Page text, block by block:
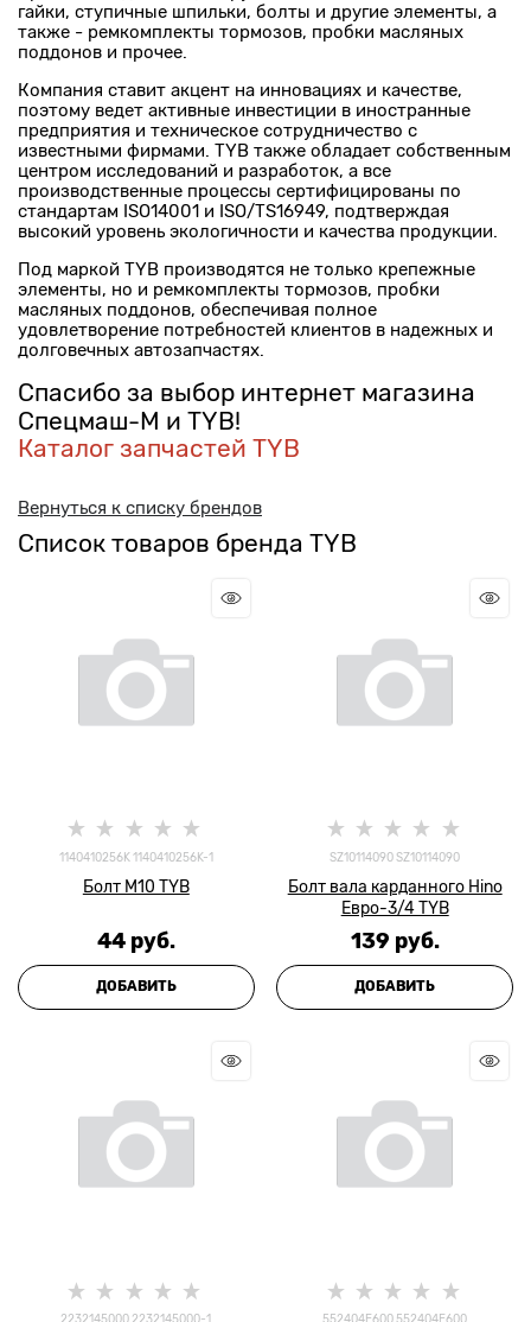
гайки, ступичные шпильки, болты и другие элементы, а
также - ремкомплекты тормозов, пробки масляных
поддонов и прочее.
Компания ставит акцент на инновациях и качестве,
поэтому ведет активные инвестиции в иностранные
предприятия и техническое сотрудничество с
известными фирмами. TYB также обладает собственным
центром исследований и разработок, а все
производственные процессы сертифицированы по
стандартам ISO14001 и ISO/TS16949, подтверждая
высокий уровень экологичности и качества продукции.
Под маркой TYB производятся не только крепежные
элементы, но и ремкомплекты тормозов, пробки
масляных поддонов, обеспечивая полное
удовлетворение потребностей клиентов в надежных и
долговечных автозапчастях.
Спасибо за выбор интернет магазина
Спецмаш-М и TYB!
Каталог запчастей TYB
Вернуться к списку брендов
Список товаров бренда TYB
1140410256K 1140410256K-1
Болт M10 TYB
44 руб.
ДОБАВИТЬ
SZ10114090 SZ10114090
Болт вала карданного Hino
Евро-3/4 TYB
139 руб.
ДОБАВИТЬ
2232145000 2232145000-1 552404E600 552404E600